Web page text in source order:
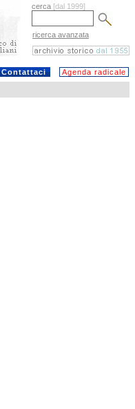
cerca [dal 1999]
ricerca avanzata
Contattaci Agenda radicale